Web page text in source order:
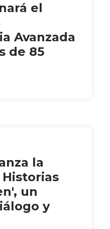
el
Avanzada
de 85
la
Historias
un
y